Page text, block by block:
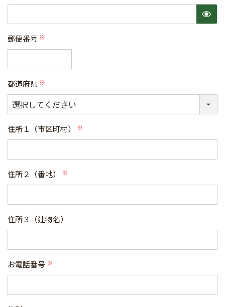
郵便番号
(必
都道府県
(必
須)
住所１（市区町村）
(必
住所２（番地）
(必
住所３（建物名）
お電話番号
(必